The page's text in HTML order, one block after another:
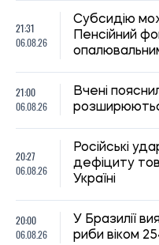
21:31
06.08.26
Субсидію
Пенсійний
21:00
06.08.26
Вчені
20:27
06.08.26
Російські
дефіциту
Україні
20:00
06.08.26
У Бразилії
риби віком